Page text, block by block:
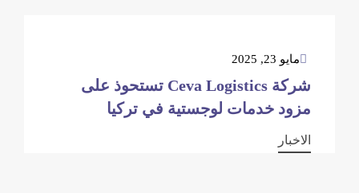
مايو 23, 2025
شركة Ceva Logistics تستحوذ على
مزود خدمات لوجستية في تركيا
الاخبار